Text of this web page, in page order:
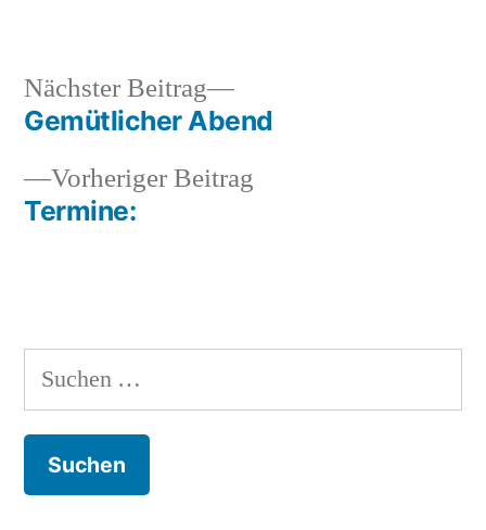
Beitragsnavigation
Vorheriger Beitrag
Termine:
Nächster Beitrag
Nächster
Beitrag:
Gemütlicher Abend
Suchen
nach: